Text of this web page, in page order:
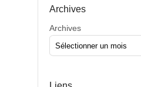
Archives
Archives